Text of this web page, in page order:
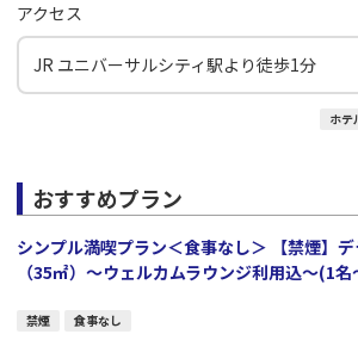
アクセス
JR ユニバーサルシティ駅より徒歩1分
ホテ
おすすめプラン
シンプル満喫プラン＜食事なし＞ 【禁煙】
（35㎡）～ウェルカムラウンジ利用込～(1
禁煙 食事なし